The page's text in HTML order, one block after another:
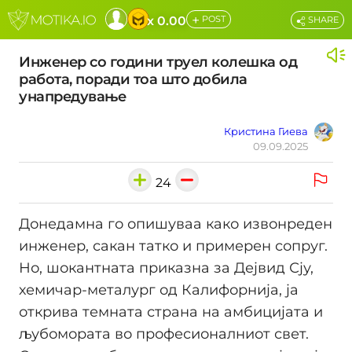
x 0.00 + POST
Инженер со години труел колешка од
работа, поради тоа што добила
унапредување
Кристина Гиева
09.09.2025
SHARE
24
Донедамна го опишуваа како извонреден
инженер, сакан татко и примерен сопруг.
Но, шокантната приказна за Дејвид Сју,
хемичар-металург од Калифорнија, ја
открива темната страна на амбицијата и
љубомората во професионалниот свет.